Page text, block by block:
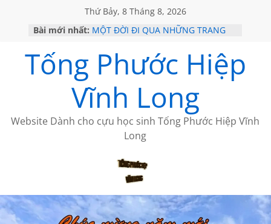
Thứ Bảy, 8 Tháng 8, 2026
Bài mới nhất: MỘT ĐỜI ĐI QUA NHỮNG TRANG
KHÔNG ĐỀ 19 CỦA THÁI LÃO
CHÙM THƠ CỦA BÍCH HÀ
GIÃ TỪ ĐÀ LẠT của ANTH ĐOÀN
HỌC SỬ HỒI XƯA
Tống Phước Hiệp
Vĩnh Long
Website Dành cho cựu học sinh Tống Phước Hiệp Vĩnh
Long